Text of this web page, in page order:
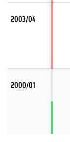
2003/04
2000/01